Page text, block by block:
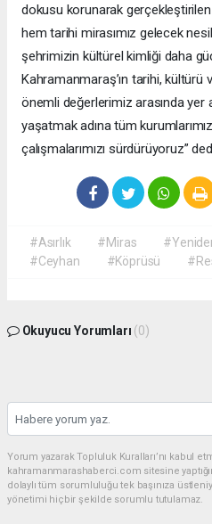
dokusu korunarak
hem tarihi mirasımız gelecek
şehrimizin kültürel kimliği daha
Kahramanmaraş’ın tarihi,
önemli değerlerimiz arasında yer
yaşatmak adına tüm
çalışmalarımızı sürdürüyoruz”
#Asırlık #Miras
#Ceyhan
#Köprüsü
Okuyucu Yorumları (0)
Yorum yazarak Topluluk Kuralları’nı kabul
kahramanmarashaberci.com sitesine
dolaylı tüm sorumluluğu tek başınıza
yönetimi hiçbir şekilde sorumlu tutulamaz.